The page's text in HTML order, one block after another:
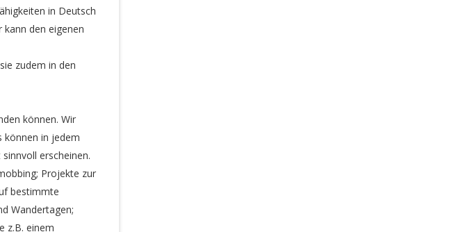
in Deutsch
den eigenen
zudem in den
können. Wir
können in jedem
erscheinen.
Projekte zur
bestimmte
Wandertagen;
z.B. einem